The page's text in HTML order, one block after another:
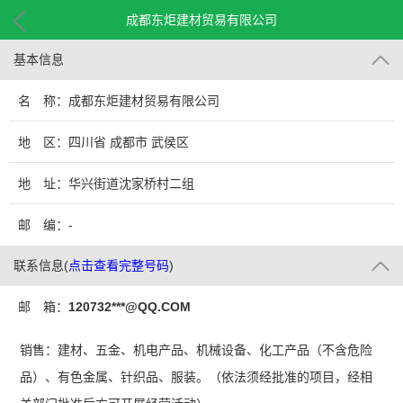
成都东炬建材贸易有限公司
基本信息
名 称：成都东炬建材贸易有限公司
地 区：四川省 成都市 武侯区
地 址：华兴街道沈家桥村二组
邮 编：-
联系信息(点击查看完整号码)
邮 箱： 120732***@QQ.COM
销售：建材、五金、机电产品、机械设备、化工产品（不含危险
品）、有色金属、针织品、服装。（依法须经批准的项目，经相